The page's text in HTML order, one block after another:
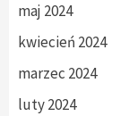
maj 2024
kwiecień 2024
marzec 2024
luty 2024